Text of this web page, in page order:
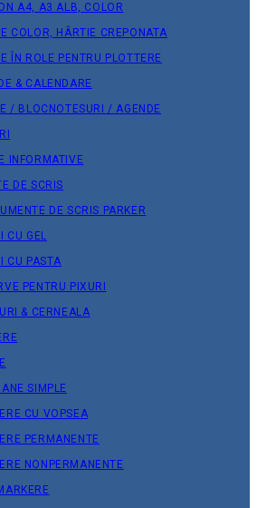
A4, A3 ALB, COLOR
COLOR, HÂRTIE CREPONATA
ÎN ROLE PENTRU PLOTTERE
& CALENDARE
/ BLOCNOTESURI / AGENDE
INFORMATIVE
DE SCRIS
DE SCRIS PARKER
CU GEL
CU PASTA
PENTRU PIXURI
& СERNEALA
SIMPLE
CU VOPSEA
PERMANENTE
NONPERMANENTE